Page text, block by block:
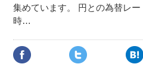
集めています。 円との為替レ
時…